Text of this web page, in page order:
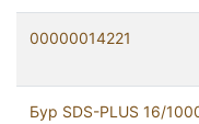
00000014221
Бур SDS-PLUS 16/